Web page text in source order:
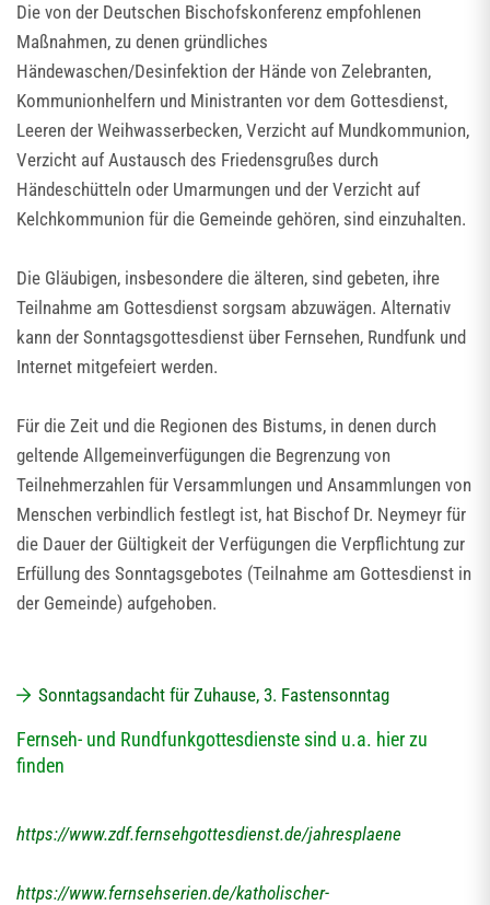
Die von der Deutschen Bischofskonferenz empfohlenen
Maßnahmen, zu denen gründliches
Händewaschen/Desinfektion der Hände von Zelebranten,
Kommunionhelfern und Ministranten vor dem Gottesdienst,
Leeren der Weihwasserbecken, Verzicht auf Mundkommunion,
Verzicht auf Austausch des Friedensgrußes durch
Händeschütteln oder Umarmungen und der Verzicht auf
Kelchkommunion für die Gemeinde gehören, sind einzuhalten.
Die Gläubigen, insbesondere die älteren, sind gebeten, ihre
Teilnahme am Gottesdienst sorgsam abzuwägen. Alternativ
kann der Sonntagsgottesdienst über Fernsehen, Rundfunk und
Internet mitgefeiert werden.
Für die Zeit und die Regionen des Bistums, in denen durch
geltende Allgemeinverfügungen die Begrenzung von
Teilnehmerzahlen für Versammlungen und Ansammlungen von
Menschen verbindlich festlegt ist, hat Bischof Dr. Neymeyr für
die Dauer der Gültigkeit der Verfügungen die Verpflichtung zur
Erfüllung des Sonntagsgebotes (Teilnahme am Gottesdienst in
der Gemeinde) aufgehoben.
Sonntagsandacht für Zuhause, 3. Fastensonntag
Fernseh- und Rundfunkgottesdienste sind u.a. hier zu
finden
https://www.zdf.fernsehgottesdienst.de/jahresplaene
https://www.fernsehserien.de/katholischer-